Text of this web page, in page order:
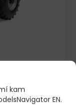
kam
EN.